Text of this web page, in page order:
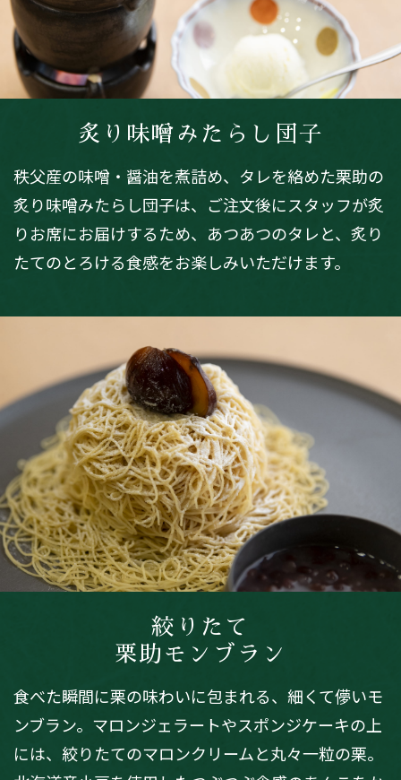
炙り味噌みたらし団子
秩父産の味噌・醤油を煮詰め、タレを絡めた栗助の
炙り味噌みたらし団子は、ご注文後にスタッフが炙
りお席にお届けするため、あつあつのタレと、炙り
たてのとろける食感をお楽しみいただけます。
絞りたて
栗助モンブラン
食べた瞬間に栗の味わいに包まれる、細くて儚いモ
ンブラン。マロンジェラートやスポンジケーキの上
には、絞りたてのマロンクリームと丸々一粒の栗。